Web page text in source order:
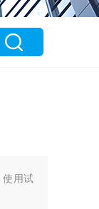
用试